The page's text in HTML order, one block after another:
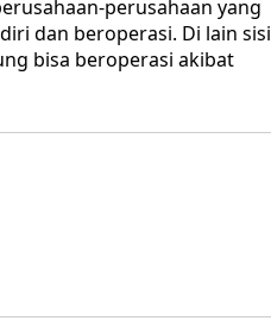
perusahaan yang
dan beroperasi. Di lain sisi
bisa beroperasi akibat